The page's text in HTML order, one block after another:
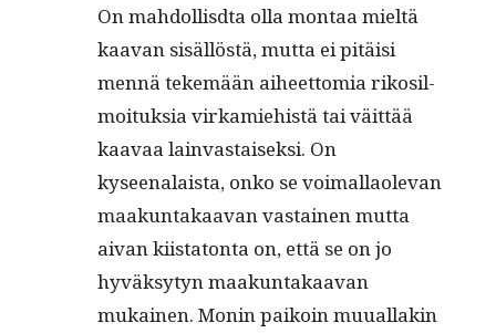
On mah­dol­lis­d­ta olla mon­taa mieltä
kaa­van sisäl­löstä, mut­ta ei pitäisi
men­nä tekemään aiheet­to­mia rikosil­
moituk­sia virkamiehistä tai väit­tää
kaavaa lain­vas­taisek­si. On
kyseenalaista, onko se voimal­laol­e­van
maakun­takaa­van vas­tainen mut­ta
aivan kiis­ta­ton­ta on, että se on jo
hyväksy­tyn maakun­takaa­van
mukainen. Monin paikoin muual­lakin